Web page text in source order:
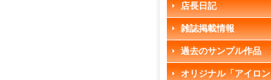
店長日記
雑誌掲載情報
過去のサンプル作品
オリジナル「アイロン